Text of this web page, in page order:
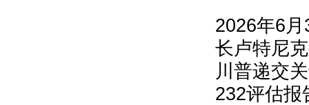
2026年6
长卢特尼
川普递交
232评估报